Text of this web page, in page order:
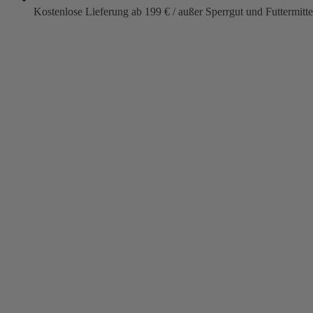
Kostenlose Lieferung ab 199 € / außer Sperrgut und